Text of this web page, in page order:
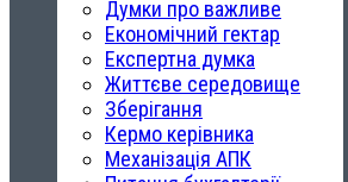
Думки про важливе
Економічний гектар
Експертна думка
Життєве середовище
Зберігання
Кермо керівника
Механізація АПК